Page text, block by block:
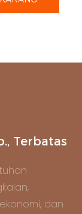
Terbatas
dan